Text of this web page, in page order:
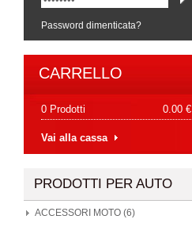
PRODOTTI PER AUTO
ACCESSORI MOTO (6)
Password dimenticata?
CARRELLO
0 Prodotti 0.00 €
Vai alla cassa